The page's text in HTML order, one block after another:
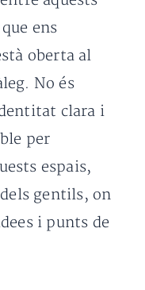
ens
oberta al
No és
clara i
per
espais,
gentils, on
i punts de